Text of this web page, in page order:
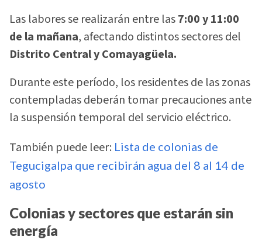
Las labores se realizarán entre las7:00 y 11:00
de la mañana, afectando distintos sectores del
Distrito Central y Comayagüela.
Durante este período, los residentes de las zonas
contempladas deberán tomar precauciones ante
la suspensión temporal del servicio eléctrico.
También puede leer: Lista de colonias de
Tegucigalpa que recibirán agua del 8 al 14 de
agosto
Colonias y sectores que estarán sin
energía